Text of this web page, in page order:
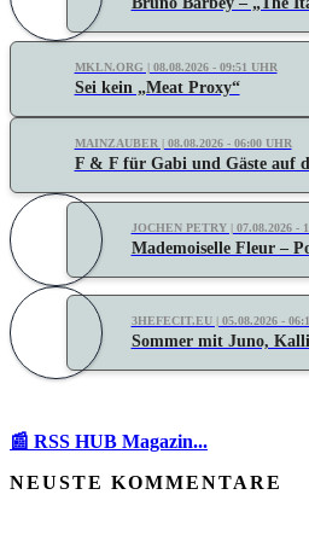
MKLN.ORG | 08.08.2026 - 09:51 UHR
Sei kein „Meat Proxy“
MAINZAUBER | 08.08.2026 - 06:00 UHR
F & F für Gabi und Gäste auf
JOCHEN PETRY | 07.08.2026 -
Mademoiselle Fleur –
3HEFECIT.EU | 05.08.2026 -
Sommer mit Juno,
📰 RSS HUB Magazin...
NEUSTE KOMMENTARE